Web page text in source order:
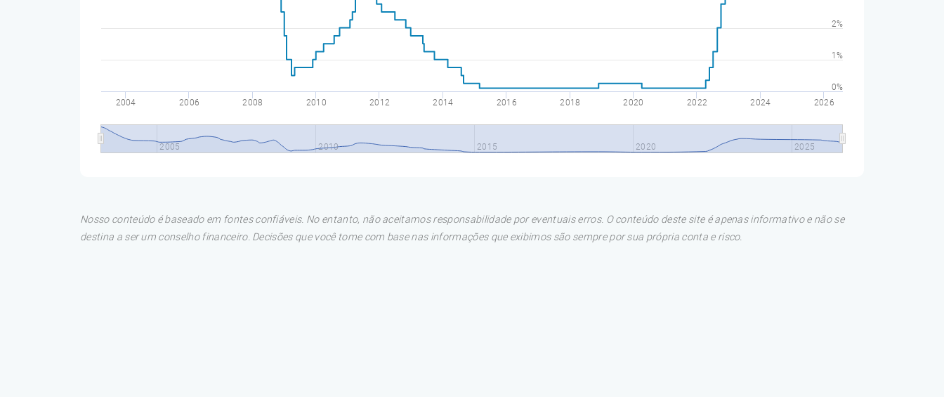
2004 2006 2008 2010 2012 2014 2016 2018 2020 2022 2024 2026
2005 2010 2015 2020 2025
0%
1%
2%
Nosso conteúdo é baseado em fontes confiáveis. No entanto, não aceitamos responsabilidade por eventuais erros. O conteúdo deste site é apenas informativo e não se
destina a ser um conselho financeiro. Decisões que você tome com base nas informações que exibimos são sempre por sua própria conta e risco.